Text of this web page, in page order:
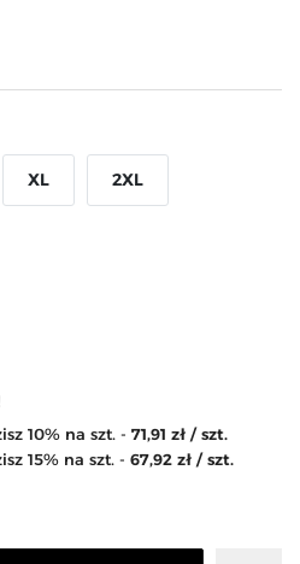
XL 2XL
10% na szt. - 71,91 zł / szt.
15% na szt. - 67,92 zł / szt.